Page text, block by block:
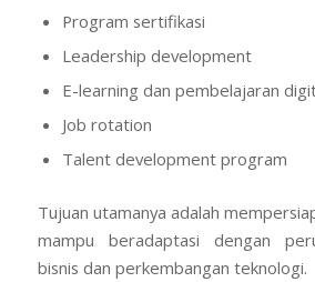
Program sertifikasi
Leadership development
E-learning dan pembelajaran
Job rotation
Talent development program
Tujuan utamanya adalah
mampu beradaptasi dengan
bisnis dan perkembangan teknologi.